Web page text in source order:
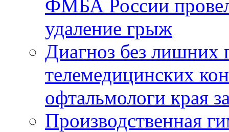
ФМБА России
удаление грыж
Диагноз без лишних
телемедицинских
офтальмологи края
Производственная